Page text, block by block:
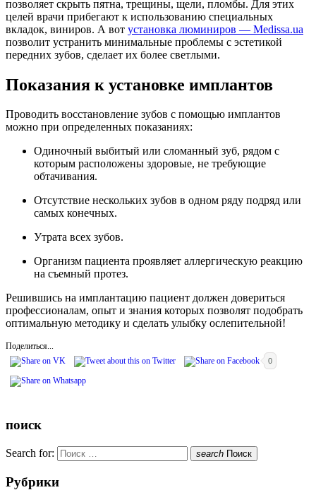
позволяет скрыть пятна, трещины, щели, пломбы. Для этих
целей врачи прибегают к использованию специальных
вкладок, виниров. А вот установка люминиров — Medissa.ua
позволит устранить минимальные проблемы с эстетикой
передних зубов, сделает их более светлыми.
Показания к установке имплантов
Проводить восстановление зубов с помощью имплантов
можно при определенных показаниях:
Одиночный выбитый или сломанный зуб, рядом с
которым расположены здоровые, не требующие
обтачивания.
Отсутствие нескольких зубов в одном ряду подряд или
самых конечных.
Утрата всех зубов.
Организм пациента проявляет аллергическую реакцию
на съемный протез.
Решившись на имплантацию пациент должен довериться
профессионалам, опыт и знания которых позволят подобрать
оптимальную методику и сделать улыбку ослепительной!
Поделиться...
0
поиск
Search for: search Поиск
Рубрики